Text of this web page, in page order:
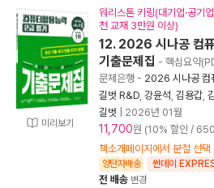
미리보기
워리스톤 키링(대기업·공기
천 교재 3만원 이상)
12. 2026 시나공 컴
기출문제집 - 핵심요약
문제은행 - 2026 시나공 컴
길벗 R&D 강윤석 김용갑
길벗
2026년 01월
11,700원 (10% 할인 /
책소개페이지에서 분철 선택
양탄자배송 썬데이
전 배송 변경